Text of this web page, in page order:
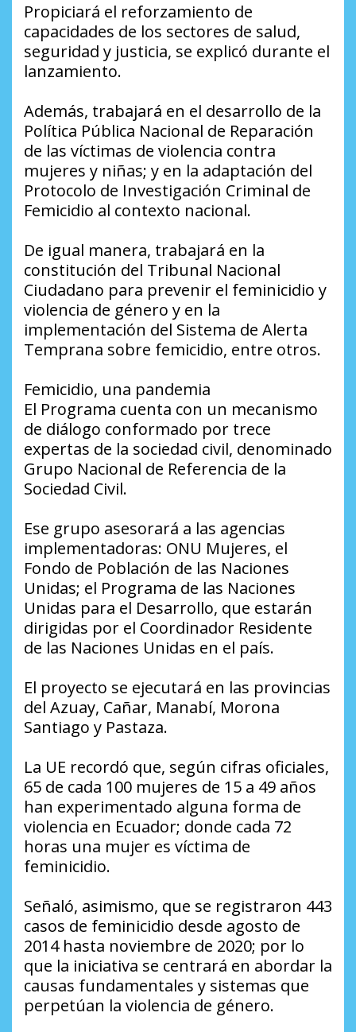
Propiciará el reforzamiento de
capacidades de los sectores de salud,
seguridad y justicia, se explicó durante el
lanzamiento.
Además, trabajará en el desarrollo de la
Política Pública Nacional de Reparación
de las víctimas de violencia contra
mujeres y niñas; y en la adaptación del
Protocolo de Investigación Criminal de
Femicidio al contexto nacional.
De igual manera, trabajará en la
constitución del Tribunal Nacional
Ciudadano para prevenir el feminicidio y
violencia de género y en la
implementación del Sistema de Alerta
Temprana sobre femicidio, entre otros.
Femicidio, una pandemia
El Programa cuenta con un mecanismo
de diálogo conformado por trece
expertas de la sociedad civil, denominado
Grupo Nacional de Referencia de la
Sociedad Civil.
Ese grupo asesorará a las agencias
implementadoras: ONU Mujeres, el
Fondo de Población de las Naciones
Unidas; el Programa de las Naciones
Unidas para el Desarrollo, que estarán
dirigidas por el Coordinador Residente
de las Naciones Unidas en el país.
El proyecto se ejecutará en las provincias
del Azuay, Cañar, Manabí, Morona
Santiago y Pastaza.
La UE recordó que, según cifras oficiales,
65 de cada 100 mujeres de 15 a 49 años
han experimentado alguna forma de
violencia en Ecuador; donde cada 72
horas una mujer es víctima de
feminicidio.
Señaló, asimismo, que se registraron 443
casos de feminicidio desde agosto de
2014 hasta noviembre de 2020; por lo
que la iniciativa se centrará en abordar la
causas fundamentales y sistemas que
perpetúan la violencia de género.